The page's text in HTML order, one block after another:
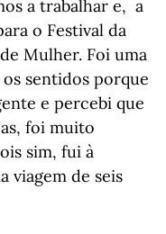
a trabalhar e, a
o Festival da
Mulher. Foi uma
sentidos porque
e percebi que
foi muito
sim, fui à
viagem de seis